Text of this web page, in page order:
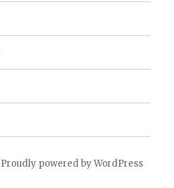
Proudly powered by WordPress